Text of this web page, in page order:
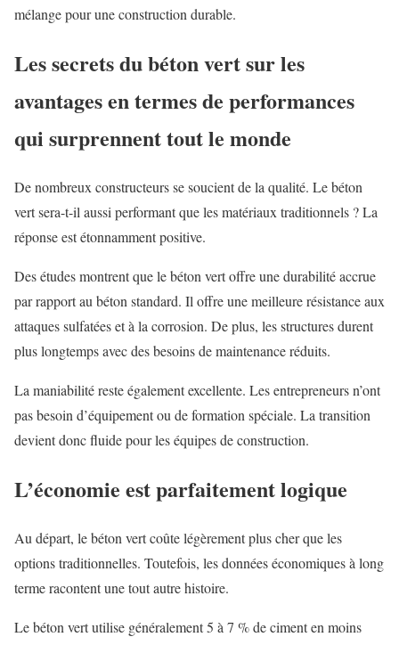
mélange pour une construction durable.
Les secrets du béton vert sur les
avantages en termes de performances
qui surprennent tout le monde
De nombreux constructeurs se soucient de la qualité. Le béton
vert sera-t-il aussi performant que les matériaux traditionnels ? La
réponse est étonnamment positive.
Des études montrent que le béton vert offre une durabilité accrue
par rapport au béton standard. Il offre une meilleure résistance aux
attaques sulfatées et à la corrosion. De plus, les structures durent
plus longtemps avec des besoins de maintenance réduits.
La maniabilité reste également excellente. Les entrepreneurs n’ont
pas besoin d’équipement ou de formation spéciale. La transition
devient donc fluide pour les équipes de construction.
L’économie est parfaitement logique
Au départ, le béton vert coûte légèrement plus cher que les
options traditionnelles. Toutefois, les données économiques à long
terme racontent une tout autre histoire.
Le béton vert utilise généralement 5 à 7 % de ciment en moins